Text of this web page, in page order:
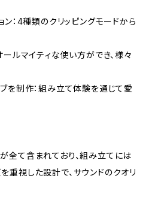
：4種類のクリッピングモードから
ルマイティな使い方ができ、様々
を制作：組み立て体験を通じて愛
全て含まれており、組み立てには
重視した設計で、サウンドのクオリ